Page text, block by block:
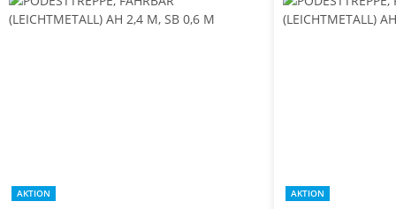
AKTION AKTION